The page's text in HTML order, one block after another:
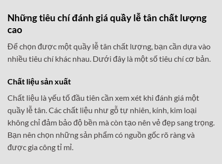
Những tiêu chí đánh giá quầy lễ tân chất lượng
cao
Để chọn được một quầy lễ tân chất lượng, bạn cần dựa vào
nhiều tiêu chí khác nhau. Dưới đây là một số tiêu chí cơ bản.
Chất liệu sản xuất
Chất liệu là yếu tố đầu tiên cần xem xét khi đánh giá một
quầy lễ tân. Các chất liệu như gỗ tự nhiên, kính, kim loại
không chỉ đảm bảo độ bền mà còn tạo nên vẻ đẹp sang trọng.
Bạn nên chọn những sản phẩm có nguồn gốc rõ ràng và
được gia công tỉ mỉ.